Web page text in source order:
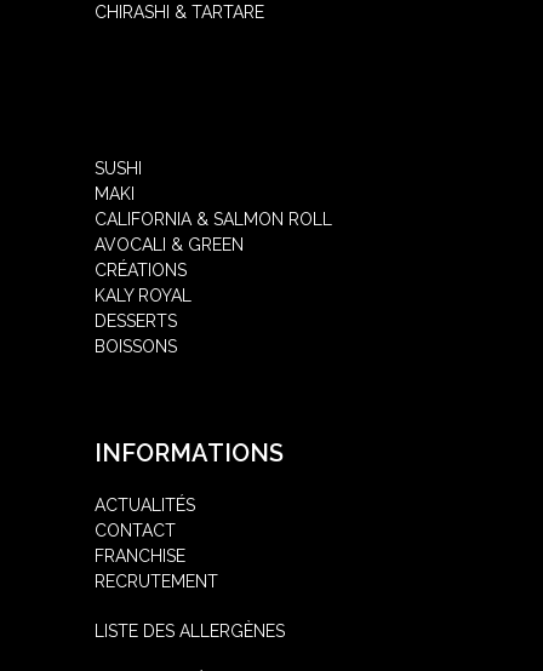
CHIRASHI & TARTARE
SUSHI
MAKI
CALIFORNIA & SALMON ROLL
AVOCALI & GREEN
CRÉATIONS
KALY ROYAL
DESSERTS
BOISSONS
INFORMATIONS
ACTUALITÉS
CONTACT
FRANCHISE
RECRUTEMENT
LISTE DES ALLERGÈNES